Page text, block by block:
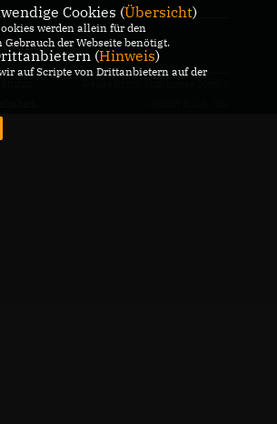
Cookies (Übersicht)
werden allein für den
der Webseite benötigt.
(Hinweis)
auf Scripte von Drittanbietern auf der